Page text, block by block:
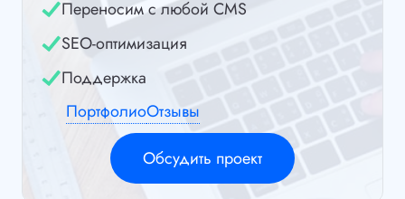
Переносим с любой CMS
SEO-оптимизация
Поддержка
ПортфолиоОтзывы
Обсудить проект